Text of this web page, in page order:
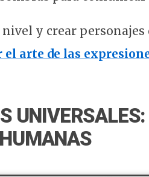
y crear personajes
arte de las